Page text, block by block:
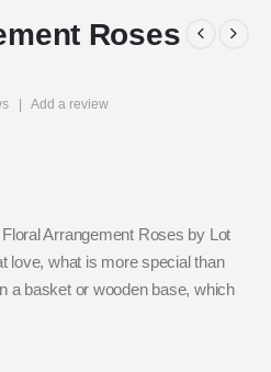
Roses
| Add a review
Arrangement Roses by Lot
love, what is more special than
a basket or wooden base, which